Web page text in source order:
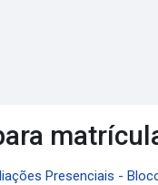
Presenciais -